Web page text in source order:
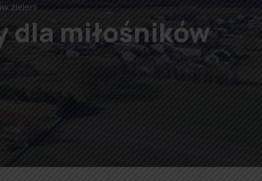
zieleni
dla miłośników